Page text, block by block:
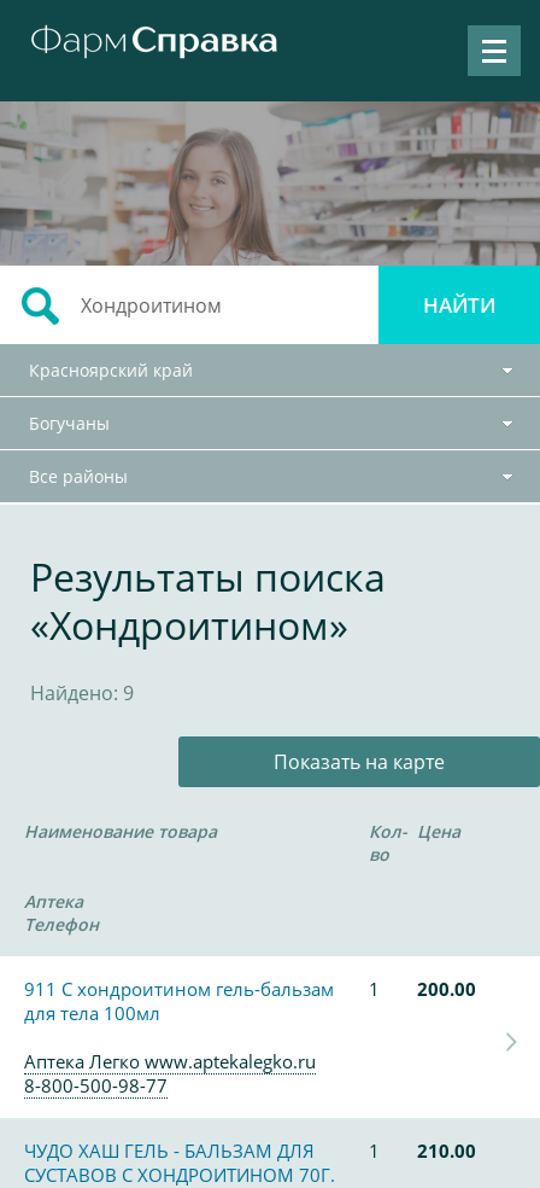
Красноярский край
Богучаны
Все районы
Результаты поиска
«Хондроитином»
Найдено: 9
Показать на карте
Наименование товара
Кол-
во
Цена
Аптека
Телефон
911 С хондроитином гель-бальзам
для тела 100мл
1 200.00
Аптека Легко www.aptekalegko.ru
8-800-500-98-77
ЧУДО ХАШ ГЕЛЬ - БАЛЬЗАМ ДЛЯ
СУСТАВОВ С ХОНДРОИТИНОМ 70Г.
1 210.00